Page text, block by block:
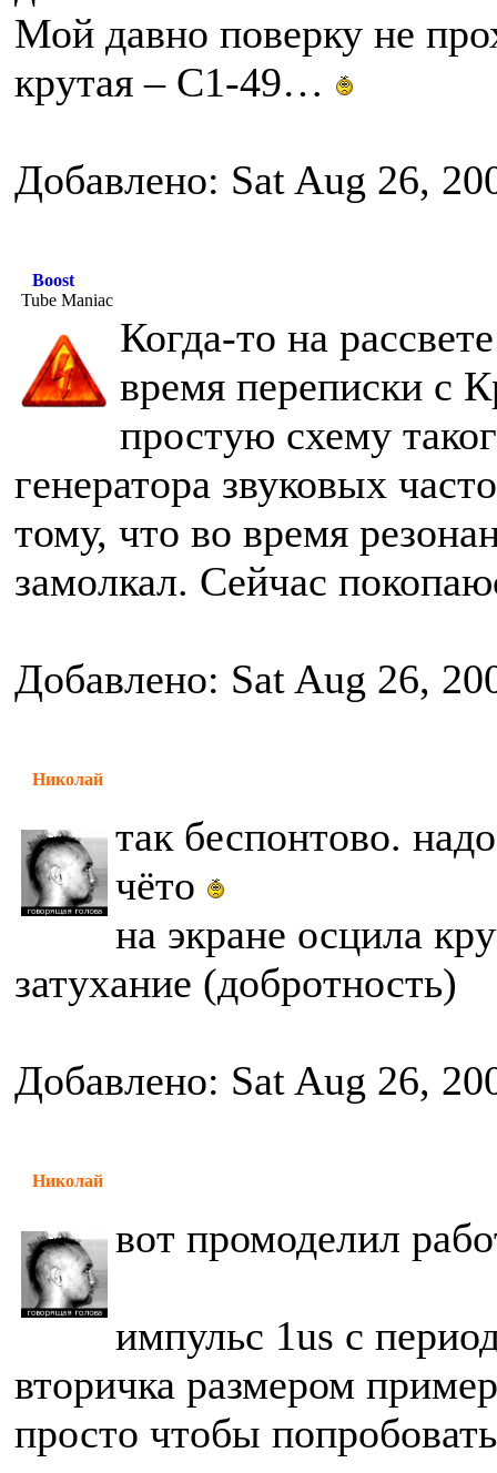
Мой давно поверку не
крутая – С1-49…
Добавлено: Sat Aug 26,
Boost
Tube Maniac
Когда-то на
время переписки с
простую схему
генератора звуковых
тому, что во время
замолкал. Сейчас
Добавлено: Sat Aug 26,
Николай
так беспонтово.
чёто
на экране осцила
затухание (добротность)
Добавлено: Sat Aug 26,
Николай
вот промоделил
импульс 1us с
вторичка размером
просто чтобы